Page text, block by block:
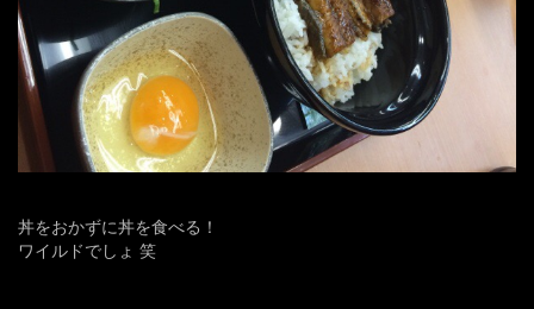
丼をおかずに丼を食べる！
ワイルドでしょ 笑